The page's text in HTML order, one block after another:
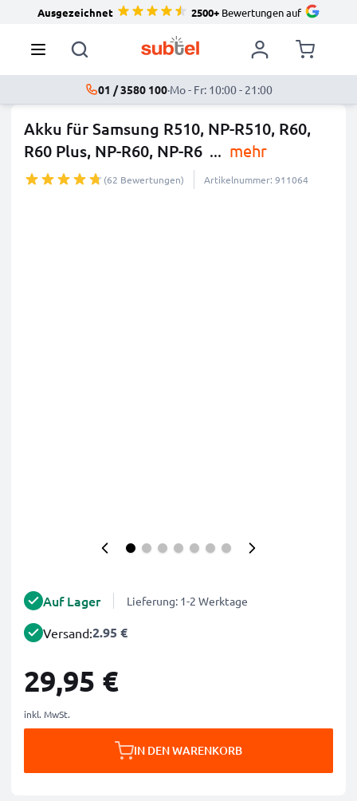
Ausgezeichnet 2500+Bewertungen auf
01 / 3580 100·Mo - Fr: 10:00 - 21:00
Akku für Samsung R510, NP-R510, R60,
R60 Plus, NP-R60, NP-R6 ... mehr
(62 Bewertungen) Artikelnummer: 911064
Auf Lager Lieferung: 1-2 Werktage
Versand:2.95 €
29,95 €
inkl. MwSt.
IN DEN WARENKORB